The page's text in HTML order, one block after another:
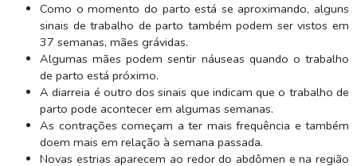
Como o momento do parto está se aproximando, alguns
sinais de trabalho de parto também podem ser vistos em
37 semanas, mães grávidas.
Algumas mães podem sentir náuseas quando o trabalho
de parto está próximo.
A diarreia é outro dos sinais que indicam que o trabalho de
parto pode acontecer em algumas semanas.
As contrações começam a ter mais frequência e também
doem mais em relação à semana passada.
Novas estrias aparecem ao redor do abdômen e na região